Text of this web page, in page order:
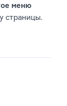
меню
страницы.